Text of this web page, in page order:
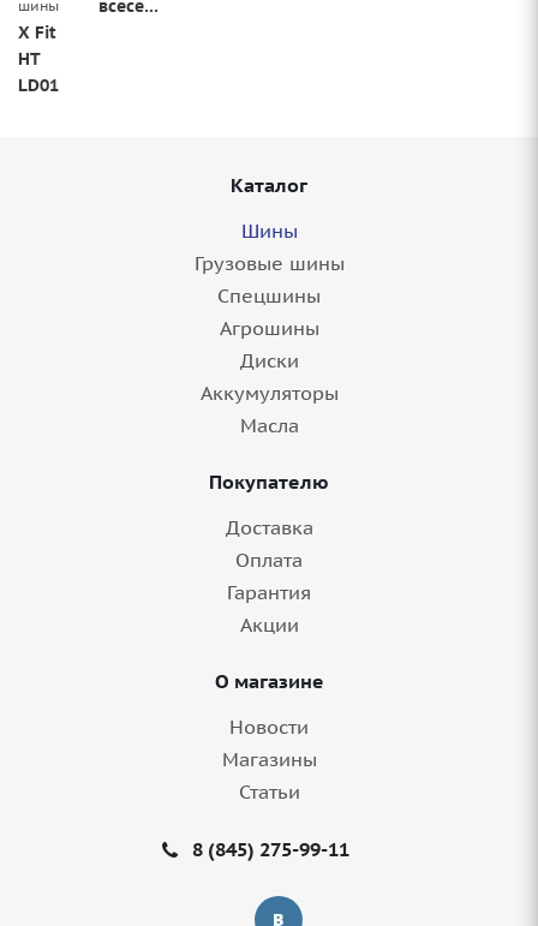
шины
X Fit
HT
LD01
всесезонные
Каталог
Шины
Грузовые шины
Спецшины
Агрошины
Диски
Аккумуляторы
Масла
Покупателю
Доставка
Оплата
Гарантия
Акции
О магазине
Новости
Магазины
Статьи
8 (845) 275-99-11